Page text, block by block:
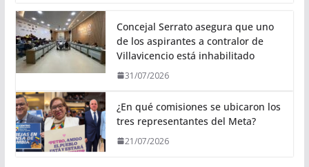
Concejal Serrato asegura que uno
de los aspirantes a contralor de
Villavicencio está inhabilitado
31/07/2026
¿En qué comisiones se ubicaron los
tres representantes del Meta?
21/07/2026